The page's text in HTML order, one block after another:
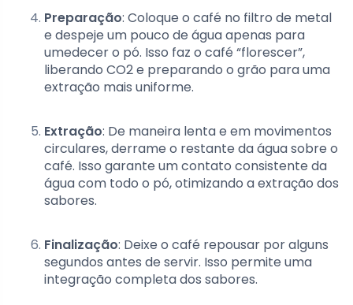
Preparação: Coloque o café no filtro de metal
e despeje um pouco de água apenas para
umedecer o pó. Isso faz o café “florescer”,
liberando CO2 e preparando o grão para uma
extração mais uniforme.
Extração: De maneira lenta e em movimentos
circulares, derrame o restante da água sobre o
café. Isso garante um contato consistente da
água com todo o pó, otimizando a extração dos
sabores.
Finalização: Deixe o café repousar por alguns
segundos antes de servir. Isso permite uma
integração completa dos sabores.